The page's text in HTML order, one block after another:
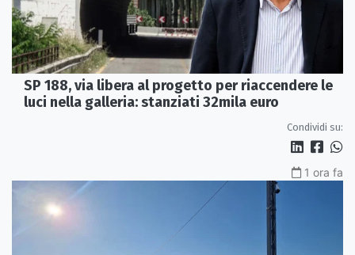
SP 188, via libera al progetto per riaccendere le
luci nella galleria: stanziati 32mila euro
Condividi su:
1 ora fa